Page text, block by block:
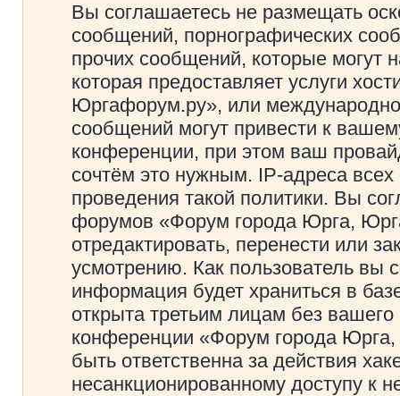
Вы соглашаетесь не размещать
сообщений, порнографических
прочих сообщений, которые могут
которая предоставляет услуги
Юргафорум.ру», или
сообщений могут привести к
конференции, при этом ваш
сочтём это нужным. IP-адреса
проведения такой политики. Вы
форумов «Форум города Юрга,
отредактировать, перенести или
усмотрению. Как пользователь вы
информация будет храниться в
открыта третьим лицам без
конференции «Форум города
быть ответственна за действия
несанкционированному доступу к